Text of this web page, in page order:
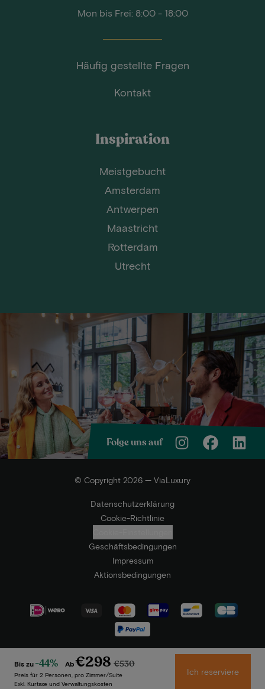
Bis zu -44% Ab€298 €530
Preis für 2 Personen, pro Zimmer/Suite
Exkl. Kurtaxe und Verwaltungskosten
Ich reserviere
Mon bis Frei: 8:00 - 18:00
Häufig gestellte Fragen
Kontakt
Inspiration
Meistgebucht
Amsterdam
Antwerpen
Maastricht
Rotterdam
Utrecht
Folge uns auf
© Copyright 2026 — ViaLuxury
Datenschutzerklärung
Cookie-Richtlinie
Geschäftsbedingungen
Impressum
Aktionsbedingungen